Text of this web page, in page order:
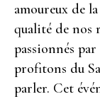
amoureux de
qualité de nos
passionnés
profitons du
parler. Cet